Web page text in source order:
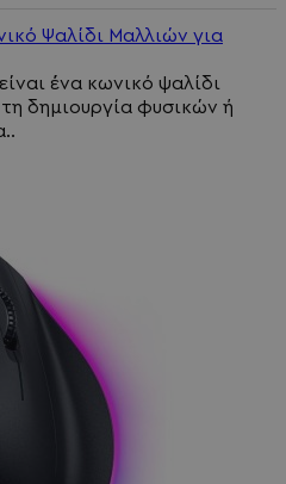
Ψαλίδι Μαλλιών για
ένα κωνικό ψαλίδι
δημιουργία φυσικών ή